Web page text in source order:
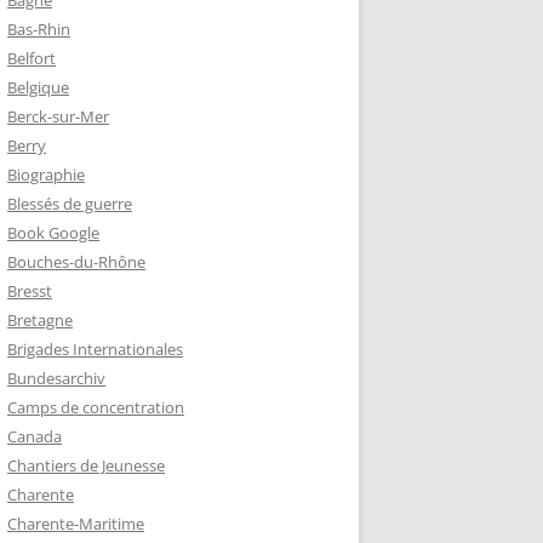
– PLAQUE
:
LEROUX
Bas-Rhin
Belfort
Belgique
Berck-sur-Mer
Berry
Biographie
Blessés de guerre
Book Google
Bouches-du-Rhône
Bresst
Bretagne
Brigades Internationales
Bundesarchiv
Camps de concentration
Canada
Chantiers de Jeunesse
Charente
Charente-Maritime